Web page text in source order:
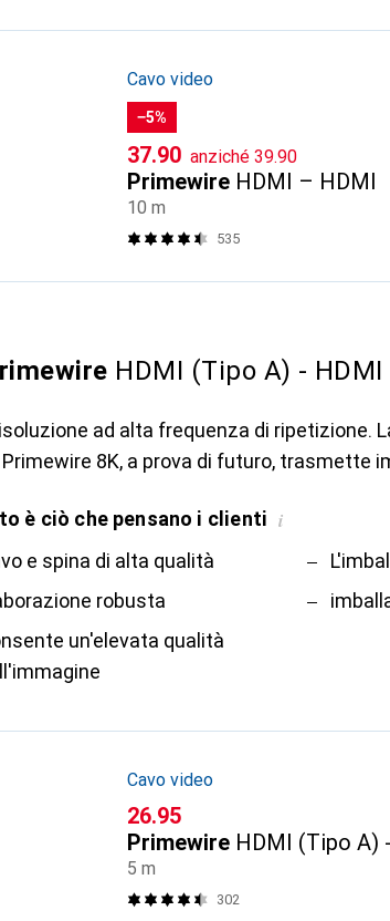
Cavo video
−5%
CHF
37.90 anziché CHF
39.90
Primewire HDMI – HDMI
10 m
535
HDMI (Tipo A) -
ad alta frequenza di ripetizione.
Primewire 8K, a prova di futuro, trasmette
è ciò che pensano i clienti i
e spina di alta qualità
robusta
un'elevata qualità
Cavo video
CHF
26.95
Primewire HDMI (Tipo A)
5 m
302